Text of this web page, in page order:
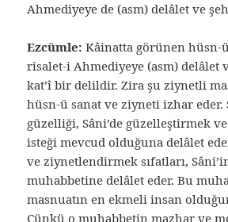
Ahmediyeye de (asm) delâlet ve
Ezcümle: Kâinatta görünen hüsn-
risalet-i Ahmediyeye (asm) delâlet
kat’î bir delildir. Zira şu ziynetli
hüsn-ü sanat ve ziyneti izhar eder.
güzelliği, Sâni’de güzelleştirmek
isteği mevcud olduğuna delâlet
ve ziynetlendirmek sıfatları,
muhabbetine delâlet eder. Bu
masnuatın en ekmeli insan
Çünkü o muhabbetin mazhar ve